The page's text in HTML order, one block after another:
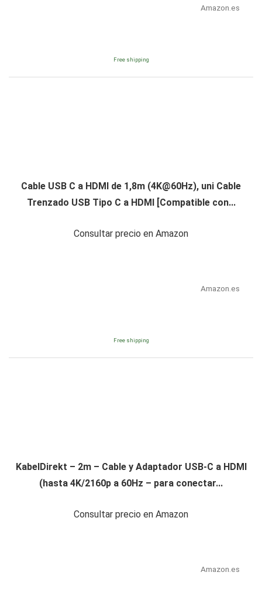
Amazon.es
Free shipping
Cable USB C a HDMI de 1,8m (4K@60Hz), uni Cable
Trenzado USB Tipo C a HDMI [Compatible con...
Consultar precio en Amazon
Amazon.es
Free shipping
KabelDirekt – 2m – Cable y Adaptador USB-C a HDMI
(hasta 4K/2160p a 60Hz – para conectar...
Consultar precio en Amazon
Amazon.es